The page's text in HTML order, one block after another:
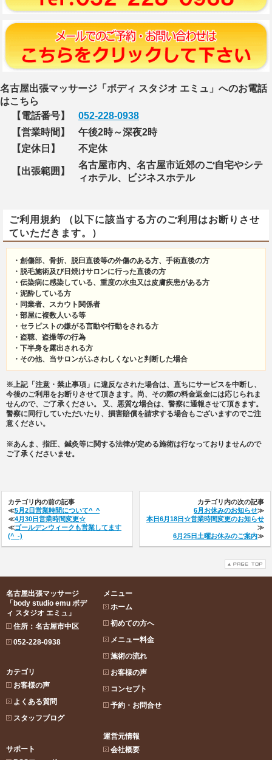
名古屋出張マッサージ「ボディ スタジオ エミュ」へのお電話
はこちら
【電話番号】
052-228-0938
【営業時間】
午後2時～深夜2時
【定休日】
不定休
【出張範囲】
名古屋市内、名古屋市近郊のご自宅やシテ
ィホテル、ビジネスホテル
ご利用規約 （以下に該当する方のご利用はお断りさせ
ていただきます。）
・創傷部、骨折、脱臼直後等の外傷のある方、手術直後の方
・脱毛施術及び日焼けサロンに行った直後の方
・伝染病に感染している、重度の水虫又は皮膚疾患がある方
・泥酔している方
・同業者、スカウト関係者
・部屋に複数人いる等
・セラピストの嫌がる言動や行動をされる方
・盗聴、盗撮等の行為
・下半身を露出される方
・その他、当サロンがふさわしくないと判断した場合
※上記「注意・禁止事項」に違反なされた場合は、直ちにサービスを中断し、
今後のご利用をお断りさせて頂きます。尚、その際の料金返金には応じられま
せんので、ご了承ください。 又、悪質な場合は、警察に通報させて頂きます。
警察に同行していただいたり、損害賠償を請求する場合もございますのでご注
意ください。
※あんま、指圧、鍼灸等に関する法律が定める施術は行なっておりませんので
ご了承くださいませ。
カテゴリ内の前の記事
≪5月2日営業時間について^_^
≪4月30日営業時間変更☆
≪ゴールデンウィークも営業してます
(^_-)
カテゴリ内の次の記事
6月お休みのお知らせ≫
本日6月18日☆営業時間変更のお知らせ
≫
6月25日土曜お休みのご案内≫
名古屋出張マッサージ
「body studio emu ボデ
ィ スタジオ エミュ」
住所：名古屋市中区
052-228-0938
メニュー
ホーム
初めての方へ
メニュー料金
施術の流れ
お客様の声
コンセプト
予約・お問合せ
カテゴリ
お客様の声
よくある質問
スタッフブログ
運営元情報
会社概要
サポート